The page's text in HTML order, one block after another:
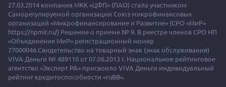
27.03.2014 компания МКК «ЦФП» (ПАО) стала участником
Саморегулируемой организации Союз микрофинансовых
организаций «Микрофинансирование и Развитие» (СРО «МиР»
https://npmir.ru/) Решение о приеме № 9. В реестре членов СРО НП
«Объединение МиР» регистрационный номер
77000046.Свидетельство на товарный знак (знак обслуживания)
VIVA Деньги № 489110 от 07.06.2013 г. Национальное рейтинговое
агентство «Эксперт РА» присвоило VIVA Деньги индивидуальный
рейтинг кредитоспособности «ruBB».